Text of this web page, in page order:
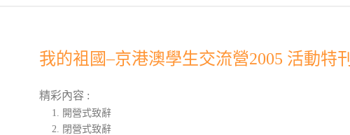
我的袓國–京港澳學生交流營2005 活動特刊
精彩內容 :
開營式致辭
閉營式致辭